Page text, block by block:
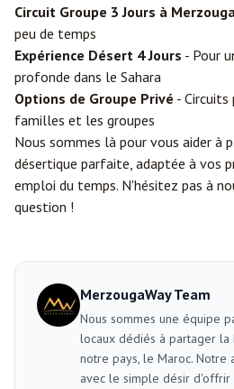
Circuit Groupe 3 Jours à
peu de temps
Expérience Désert 4 Jours - Pour
profonde dans le Sahara
Options de Groupe Privé - Circuits
familles et les groupes
Nous sommes là pour vous aider à
désertique parfaite, adaptée à vos
emploi du temps. N'hésitez pas à
question !
MerzougaWay Team
Nous sommes une équipe
locaux dédiés à partager
notre pays, le Maroc. Notre
avec le simple désir d'offrir